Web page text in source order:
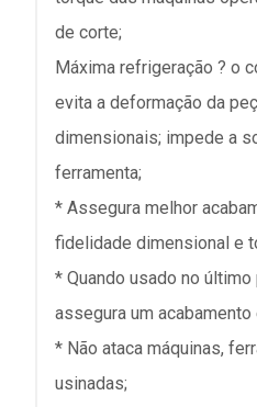
de corte;
Máxima refrigeração ? o
evita a deformação da
dimensionais; impede a
ferramenta;
* Assegura melhor
fidelidade dimensional e
* Quando usado no
assegura um acabamento
* Não ataca máquinas,
usinadas;